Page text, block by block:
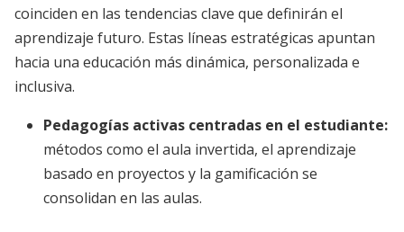
coinciden en las tendencias clave que definirán el
aprendizaje futuro. Estas líneas estratégicas apuntan
hacia una educación más dinámica, personalizada e
inclusiva.
Pedagogías activas centradas en el estudiante:
métodos como el aula invertida, el aprendizaje
basado en proyectos y la gamificación se
consolidan en las aulas.